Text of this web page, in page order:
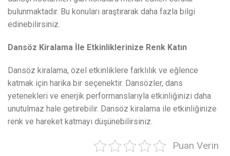
bulunmaktadır. Bu konuları araştırarak daha fazla bilgi
edinebilirsiniz.
Dansöz Kiralama İle Etkinliklerinize Renk Katın
Dansöz kiralama, özel etkinliklere farklılık ve eğlence
katmak için harika bir seçenektir. Dansözler, dans
yetenekleri ve enerjik performanslarıyla etkinliğinizi daha
unutulmaz hale getirebilir. Dansöz kiralama ile etkinliğinize
renk ve hareket katmayı düşünebilirsiniz.
Puan Verin